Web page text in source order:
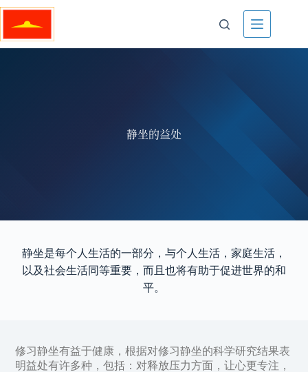
静坐的益处
静坐是每个人生活的一部分，与个人生活，家庭生活，
以及社会生活同等重要，而且也将有助于促进世界的和
平。
修习静坐有益于健康，根据对修习静坐的科学研究结果表
明益处有许多种，包括：对释放压力方面，让心更专注，